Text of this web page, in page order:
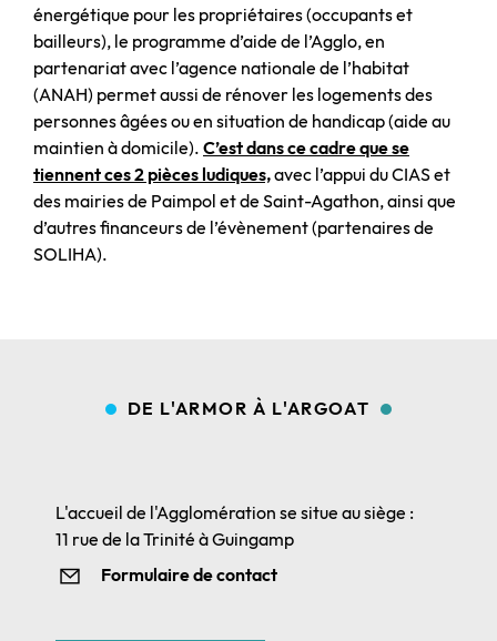
énergétique pour les propriétaires (occupants et
bailleurs), le programme d’aide de l’Agglo, en
partenariat avec l’agence nationale de l’habitat
(ANAH) permet aussi de rénover les logements des
personnes âgées ou en situation de handicap (aide au
maintien à domicile). C’est dans ce cadre que se
tiennent ces 2 pièces ludiques,avec l’appui du CIAS et
des mairies de Paimpol et de Saint-Agathon, ainsi que
d’autres financeurs de l’évènement (partenaires de
SOLIHA).
DE L'ARMOR À L'ARGOAT
L'accueil de l'Agglomération se situe au siège :
11 rue de la Trinité à Guingamp
Formulaire de contact